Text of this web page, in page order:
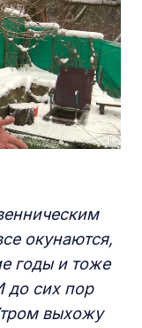
окунаются,
годы и тоже
до сих пор
выхожу